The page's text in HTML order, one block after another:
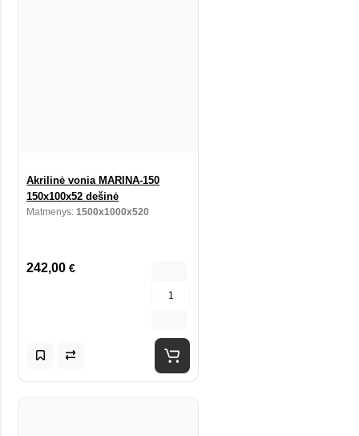
Akrilinė vonia MARINA-150
150x100x52 dešinė
Matmenys: 1500x1000x520
242,00 €